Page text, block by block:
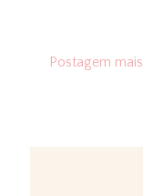
Postagem